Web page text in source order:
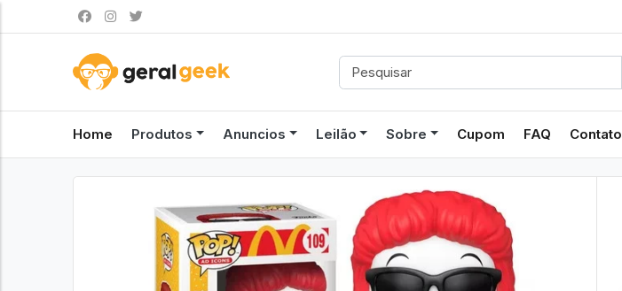
Home Produtos Anuncios Leilão Sobre Cupom FAQ Contato